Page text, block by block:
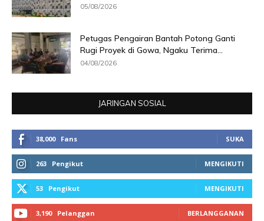
05/08/2026
Petugas Pengairan Bantah Potong Ganti
Rugi Proyek di Gowa, Ngaku Terima...
04/08/2026
JARINGAN SOSIAL
38,000 Fans SUKA
263 Pengikut MENGIKUTI
53 Pengikut MENGIKUTI
3,190 Pelanggan BERLANGGANAN